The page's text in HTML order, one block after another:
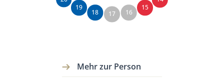
15
16
17
18
19
Mehr zur Person